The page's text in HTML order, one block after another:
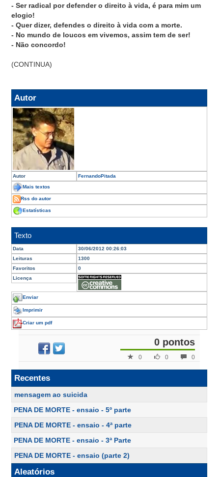
- Ser radical por defender o direito à vida, é para mim um
elogio!
- Quer dizer, defendes o direito à vida com a morte.
- No mundo de loucos em vivemos, assim tem de ser!
- Não concordo!
(CONTINUA)
Autor
Autor FernandoPitada
Mais textos
Rss do autor
Estatísticas
Texto
Data
30/06/2012 00:26:03
Leituras
1300
Favoritos
0
Licença
Enviar
Imprimir
Criar um pdf
0 pontos
0
0
0
Recentes
mensagem ao suicida
PENA DE MORTE - ensaio - 5º parte
PENA DE MORTE - ensaio - 4ª parte
PENA DE MORTE - ensaio - 3ª Parte
PENA DE MORTE - ensaio (parte 2)
Aleatórios